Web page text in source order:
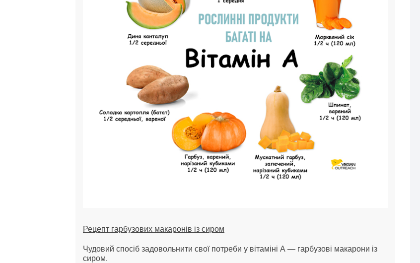
Рецепт гарбузових макаронів із сиром
Чудовий спосіб задовольнити свої потреби у вітаміні А — гарбузові макарони із
сиром.